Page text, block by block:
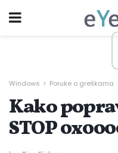
Windows Poruke o greškama
Kako
STOP